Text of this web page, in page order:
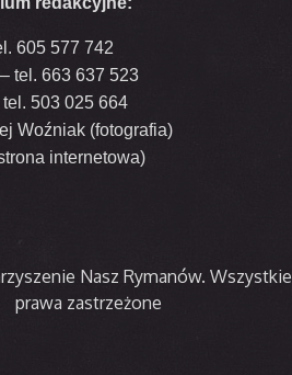
605 577 742
tel. 663 637 523
503 025 664
Woźniak (fotografia)
internetowa)
Nasz Rymanów. Wszystkie
prawa zastrzeżone